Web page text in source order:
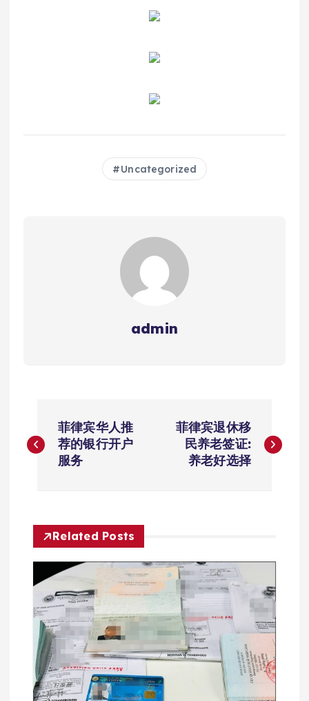
Uncategorized
admin
章
航
菲律宾华人推
荐的银行开户
服务
菲律宾退休移
民养老签证:
养老好选择
Related Posts